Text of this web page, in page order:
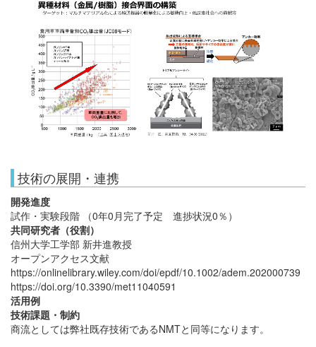
技術の展開・連携
開発進度
試作・実験段階 （0年0月完了予定 進捗状況0％）
共同研究者（役割）
信州大学工学部 新井進教授
オープンアクセス文献
https://onlinelibrary.wiley.com/doi/epdf/10.1002/adem.202000739
https://doi.org/10.3390/met11040591
活用例
技術課題・制約
商流としては弊社既存技術であるNMTと同等になります。